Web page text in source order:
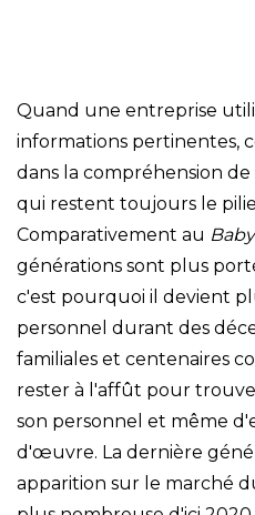
Quand une entreprise
informations pertinentes,
dans la compréhension de
qui restent toujours le
Comparativement au
générations sont plus
c'est pourquoi il devient
personnel durant des
familiales et centenaires
rester à l'affût pour
son personnel et même
d'œuvre. La dernière
apparition sur le marché